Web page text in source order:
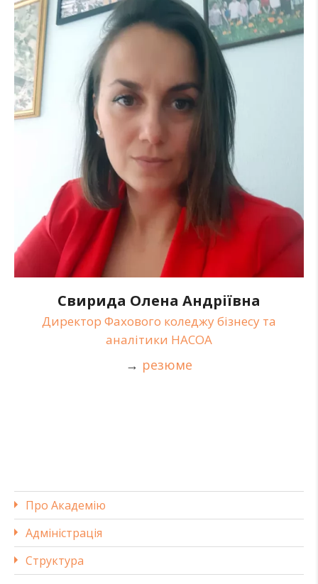
Свирида Олена Андріївна
Директор Фахового коледжу бізнесу та
аналітики НАСОА
→ резюме
Про Академію
Адміністрація
Структура